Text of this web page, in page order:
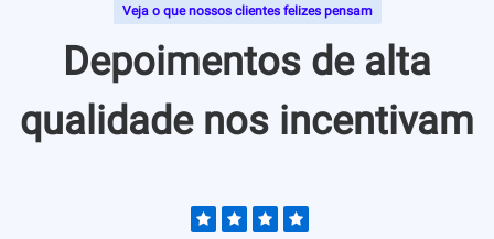
Veja o que nossos clientes felizes pensam
Depoimentos de alta
qualidade nos incentivam